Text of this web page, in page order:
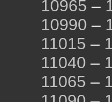
10965 –
10990 –
11015 –
11040 –
11065 –